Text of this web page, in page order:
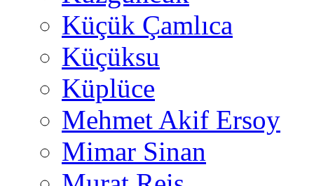
Küçük Çamlıca
Küçüksu
Küplüce
Mehmet Akif Ersoy
Mimar Sinan